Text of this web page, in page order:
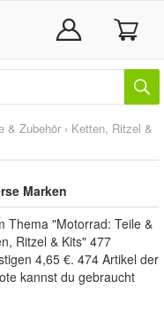
& Zubehör › Ketten, Ritzel &
Marken
Thema "Motorrad: Teile &
Ritzel & Kits" 477
4,65 €. 474 Artikel der
kannst du gebraucht